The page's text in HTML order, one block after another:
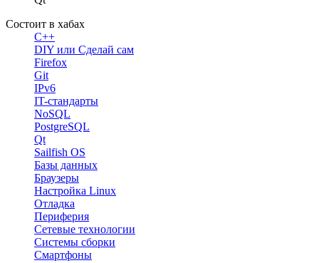
Состоит в хабах
C++
DIY или Сделай сам
Firefox
Git
IPv6
IT-стандарты
NoSQL
PostgreSQL
Qt
Sailfish OS
Базы данных
Браузеры
Настройка Linux
Отладка
Периферия
Сетевые технологии
Системы сборки
Смартфоны